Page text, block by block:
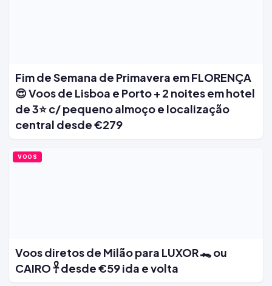
Fim de Semana de Primavera em FLORENÇA
😍 Voos de Lisboa e Porto + 2 noites em hotel
de 3⭐ c/ pequeno almoço e localização
central desde €279
VOOS
Voos diretos de Milão para LUXOR 🐊 ou
CAIRO 𓋹 desde €59 ida e volta